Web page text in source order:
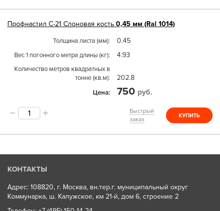
Профнастил С-21 Слоновая кость 0,45 мм (Ral 1014)
Толщина листа (мм) 0.45
Вес 1 погонного метра длины (кг) 4.93
Количество метров квадратных в
тонне (кв.м)
202.8
Цена 750 руб.
Быстрый
заказ
КУПИТЬ
КОНТАКТЫ
Адрес: 108820, г. Москва, вн.тер.г. муниципальный округ
Коммунарка, ш. Калужское, км 21-й, дом 6, строение 2